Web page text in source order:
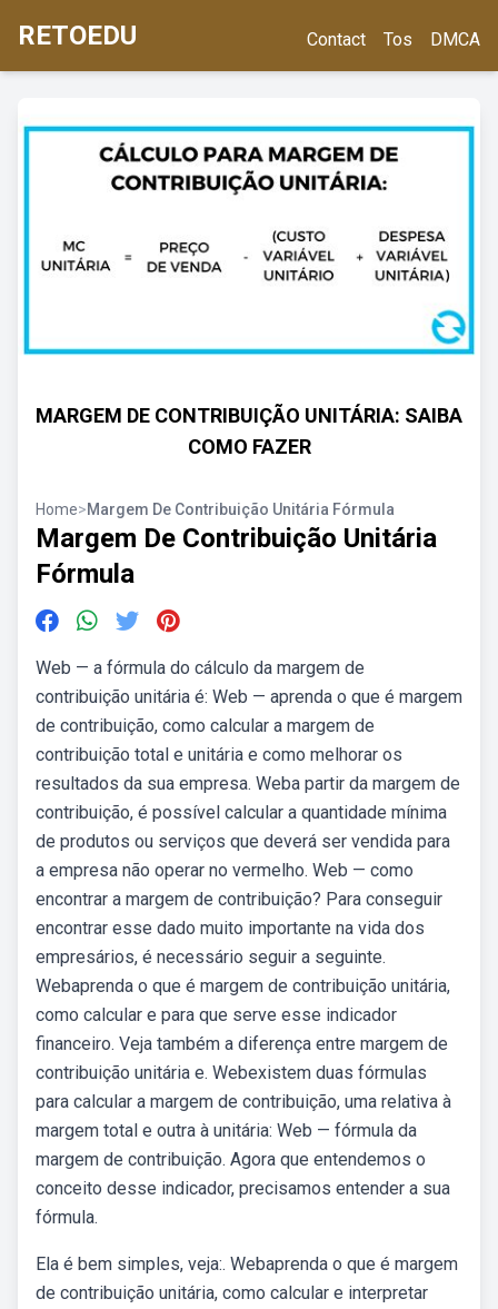
RETOEDU Contact Tos DMCA
MARGEM DE CONTRIBUIÇÃO UNITÁRIA: SAIBA
COMO FAZER
Home>Margem De Contribuição Unitária Fórmula
Margem De Contribuição Unitária
Fórmula
Web — a fórmula do cálculo da margem de
contribuição unitária é: Web — aprenda o que é margem
de contribuição, como calcular a margem de
contribuição total e unitária e como melhorar os
resultados da sua empresa. Weba partir da margem de
contribuição, é possível calcular a quantidade mínima
de produtos ou serviços que deverá ser vendida para
a empresa não operar no vermelho. Web — como
encontrar a margem de contribuição? Para conseguir
encontrar esse dado muito importante na vida dos
empresários, é necessário seguir a seguinte.
Webaprenda o que é margem de contribuição unitária,
como calcular e para que serve esse indicador
financeiro. Veja também a diferença entre margem de
contribuição unitária e. Webexistem duas fórmulas
para calcular a margem de contribuição, uma relativa à
margem total e outra à unitária: Web — fórmula da
margem de contribuição. Agora que entendemos o
conceito desse indicador, precisamos entender a sua
fórmula.
Ela é bem simples, veja:. Webaprenda o que é margem
de contribuição unitária, como calcular e interpretar